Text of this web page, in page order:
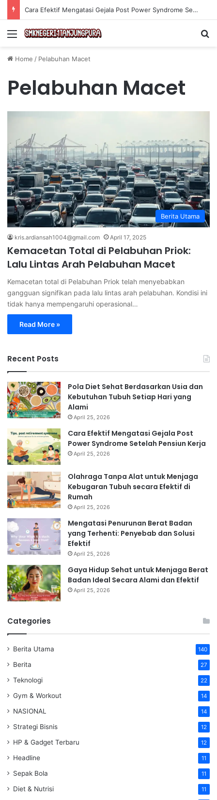
Cara Efektif Mengatasi Gejala Post Power Syndrome Setelah Pensiun Kerja
Menu
Home / Pelabuhan Macet
Pelabuhan Macet
Berita Utama
kris.ardiansah1004@gmail.com April 17, 2025
Kemacetan Total di Pelabuhan Priok:
Lalu Lintas Arah Pelabuhan Macet
Kemacetan total di Pelabuhan Priok telah menyebabkan
gangguan signifikan pada lalu lintas arah pelabuhan. Kondisi ini
tidak hanya mempengaruhi operasional…
Read More »
Recent Posts
Pola Diet Sehat Berdasarkan Usia dan
Kebutuhan Tubuh Setiap Hari yang
Alami
April 25, 2026
Cara Efektif Mengatasi Gejala Post
Power Syndrome Setelah Pensiun Kerja
April 25, 2026
Olahraga Tanpa Alat untuk Menjaga
Kebugaran Tubuh secara Efektif di
Rumah
April 25, 2026
Mengatasi Penurunan Berat Badan
yang Terhenti: Penyebab dan Solusi
Efektif
April 25, 2026
Gaya Hidup Sehat untuk Menjaga Berat
Badan Ideal Secara Alami dan Efektif
April 25, 2026
Categories
Berita Utama 140
Berita 27
Teknologi 22
Gym & Workout 14
NASIONAL 14
Strategi Bisnis 12
HP & Gadget Terbaru 12
Headline 11
Sepak Bola 11
Diet & Nutrisi 11